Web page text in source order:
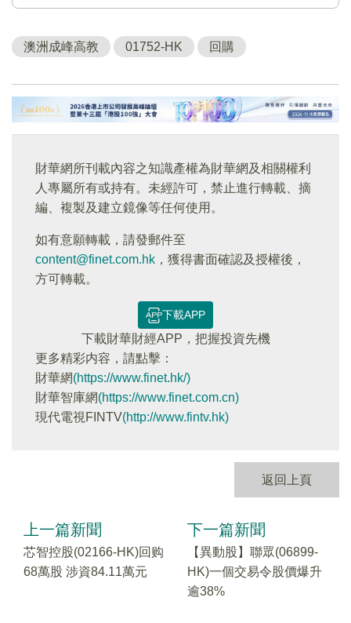
澳洲成峰高教 01752-HK 回購
財華網所刊載內容之知識產權為財華網及相關權利
人專屬所有或持有。未經許可，禁止進行轉載、摘
編、複製及建立鏡像等任何使用。
如有意願轉載，請發郵件至
content@finet.com.hk ，獲得書面確認及授權後，
方可轉載。
下載APP
下載財華財經APP，把握投資先機
更多精彩内容，請點擊：
財華網(https://www.finet.hk/)
財華智庫網(https://www.finet.com.cn)
現代電視FINTV(http://www.fintv.hk)
返回上頁
上一篇新聞
芯智控股(02166-HK)回购
68萬股 涉資84.11萬元
下一篇新聞
【異動股】聯眾(06899-
HK)一個交易令股價爆升
逾38%